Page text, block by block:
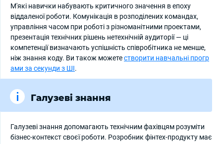
М'які навички набувають критичного значення в епоху
віддаленої роботи. Комунікація в розподілених командах,
управління часом при роботі з різноманітними проектами,
презентація технічних рішень нетехнічній аудиторії — ці
компетенції визначають успішність співробітника не менше,
ніж знання коду. Ви також можетестворити навчальні прогр
ами за секунди з ШІ.
Галузеві знання
Галузеві знання допомагають технічним фахівцям розуміти
бізнес-контекст своєї роботи. Розробник фінтех-продукту має